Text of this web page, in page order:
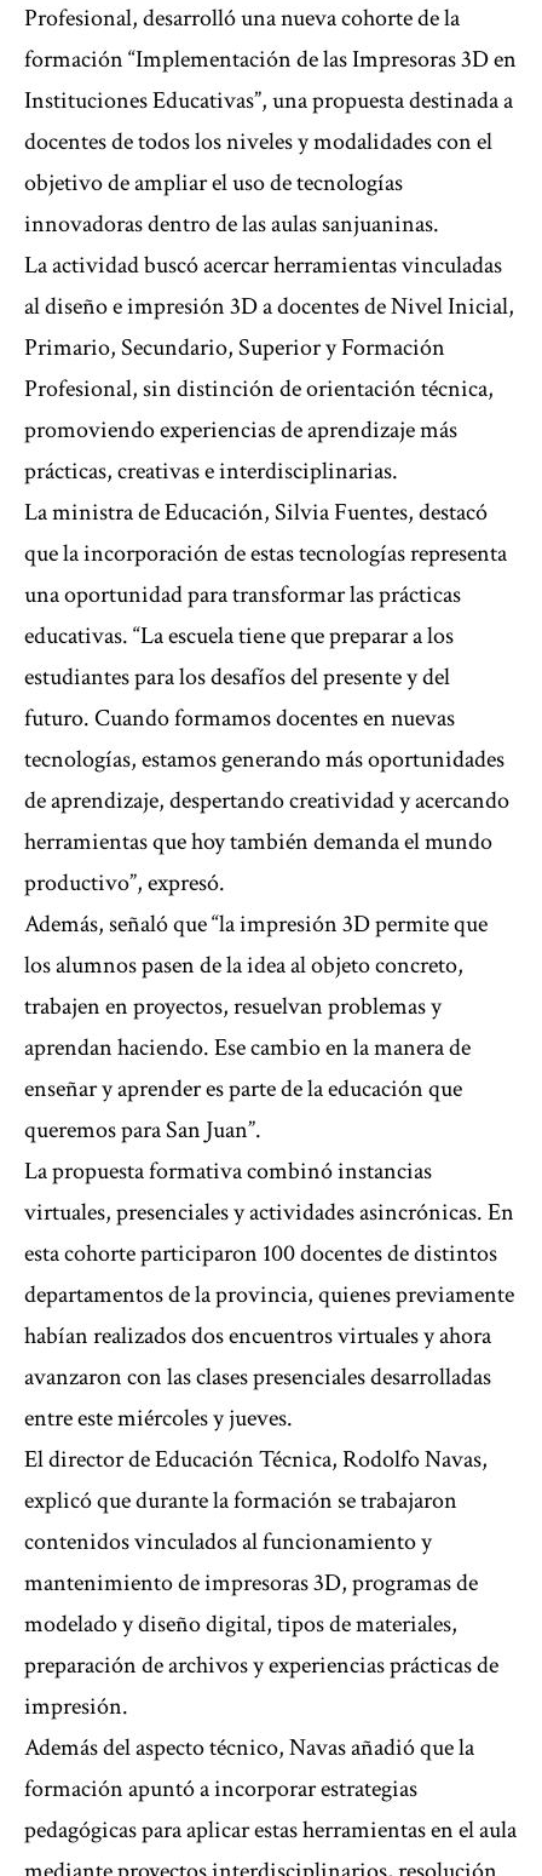
Profesional, desarrolló una nueva cohorte de la
formación “Implementación de las Impresoras 3D en
Instituciones Educativas”, una propuesta destinada a
docentes de todos los niveles y modalidades con el
objetivo de ampliar el uso de tecnologías
innovadoras dentro de las aulas sanjuaninas.
La actividad buscó acercar herramientas vinculadas
al diseño e impresión 3D a docentes de Nivel Inicial,
Primario, Secundario, Superior y Formación
Profesional, sin distinción de orientación técnica,
promoviendo experiencias de aprendizaje más
prácticas, creativas e interdisciplinarias.
La ministra de Educación, Silvia Fuentes, destacó
que la incorporación de estas tecnologías representa
una oportunidad para transformar las prácticas
educativas. “La escuela tiene que preparar a los
estudiantes para los desafíos del presente y del
futuro. Cuando formamos docentes en nuevas
tecnologías, estamos generando más oportunidades
de aprendizaje, despertando creatividad y acercando
herramientas que hoy también demanda el mundo
productivo”, expresó.
Además, señaló que “la impresión 3D permite que
los alumnos pasen de la idea al objeto concreto,
trabajen en proyectos, resuelvan problemas y
aprendan haciendo. Ese cambio en la manera de
enseñar y aprender es parte de la educación que
queremos para San Juan”.
La propuesta formativa combinó instancias
virtuales, presenciales y actividades asincrónicas. En
esta cohorte participaron 100 docentes de distintos
departamentos de la provincia, quienes previamente
habían realizados dos encuentros virtuales y ahora
avanzaron con las clases presenciales desarrolladas
entre este miércoles y jueves.
El director de Educación Técnica, Rodolfo Navas,
explicó que durante la formación se trabajaron
contenidos vinculados al funcionamiento y
mantenimiento de impresoras 3D, programas de
modelado y diseño digital, tipos de materiales,
preparación de archivos y experiencias prácticas de
impresión.
Además del aspecto técnico, Navas añadió que la
formación apuntó a incorporar estrategias
pedagógicas para aplicar estas herramientas en el aula